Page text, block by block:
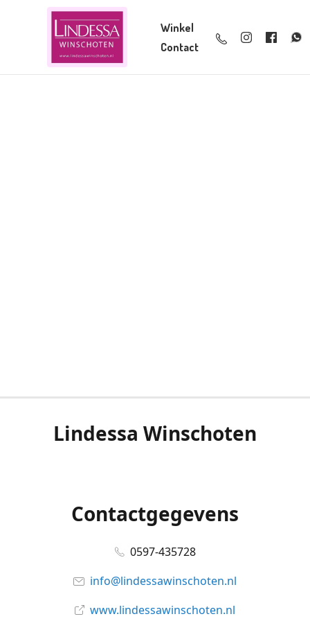
Winkel
Contact
Lindessa Winschoten
Contactgegevens
0597-435728
info@lindessawinschoten.nl
www.lindessawinschoten.nl